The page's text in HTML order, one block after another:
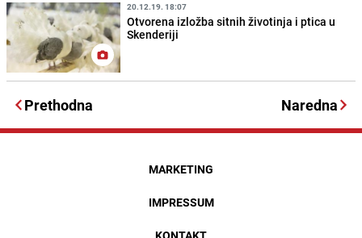
20.12.19. 18:07
Otvorena izložba sitnih životinja i ptica u
Skenderiji
Prethodna Naredna
MARKETING
IMPRESSUM